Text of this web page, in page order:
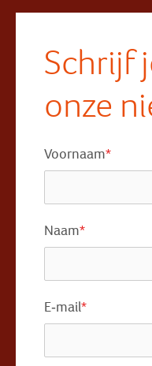
Schrijf
onze
Voornaam*
Naam*
E-mail*